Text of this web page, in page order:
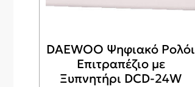
DAEWOO Ψηφιακό Ρολόι
Επιτραπέζιο με
Ξυπνητήρι DCD-24W